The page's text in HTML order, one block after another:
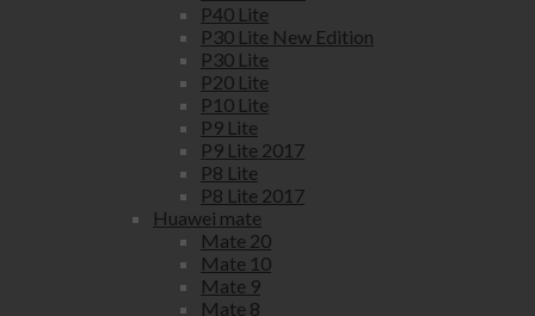
P40 Lite
P30 Lite New Edition
P30 Lite
P20 Lite
P10 Lite
P9 Lite
P9 Lite 2017
P8 Lite
P8 Lite 2017
Huawei mate
Mate 20
Mate 10
Mate 9
Mate 8